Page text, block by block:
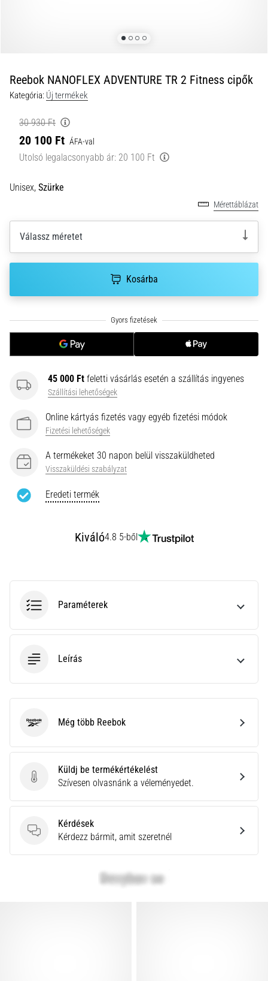
egyszer
minden
futót
elér,
legyen
szó
amatőrről
profiról.
fájdalom…
2026.08.05.
Plantar
Fasciitis:
Tünetek,
és
leghatékonyabb
Éles
sarokfájdalmat
futás
vagy
után?
a
bőnye
…
Reebok NANOFLEX ADVENTURE TR 2 Fitness cipők
Kategória: Új termékek
30 930 Ft
20 100 Ft ÁFA-val
Utolsó legalacsonyabb ár: 20 100 Ft
Unisex, Szürke
Mérettáblázat
Válassz méretet
Kosárba
45 000 Ft feletti vásárlás esetén a szállítás ingyenes
Szállítási lehetőségek
Online kártyás fizetés vagy egyéb fizetési módok
Fizetési lehetőségek
A termékeket 30 napon belül visszaküldheted
Visszaküldési szabályzat
Eredeti termék
Kiváló4.8 5-ből
Paraméterek
Leírás
Küldj be termékértékelést
Küldj be termékértékelést
Szívesen olvasnánk a véleményedet.
Kérdések
Kérdések
Kérdezz bármit, amit szeretnél
ReebokMég több Reebok